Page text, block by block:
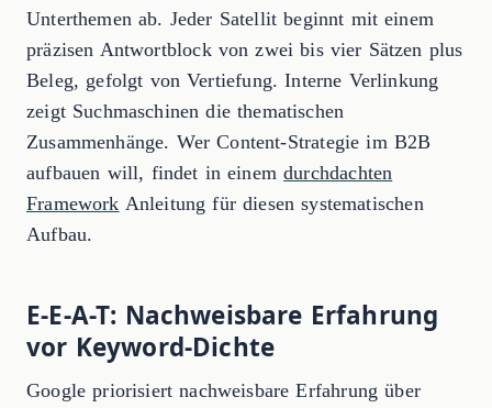
Unterthemen ab. Jeder Satellit beginnt mit einem
präzisen Antwortblock von zwei bis vier Sätzen plus
Beleg, gefolgt von Vertiefung. Interne Verlinkung
zeigt Suchmaschinen die thematischen
Zusammenhänge. Wer Content-Strategie im B2B
aufbauen will, findet in einemdurchdachten
Framework Anleitung für diesen systematischen
Aufbau.
E-E-A-T: Nachweisbare Erfahrung
vor Keyword-Dichte
Google priorisiert nachweisbare Erfahrung über